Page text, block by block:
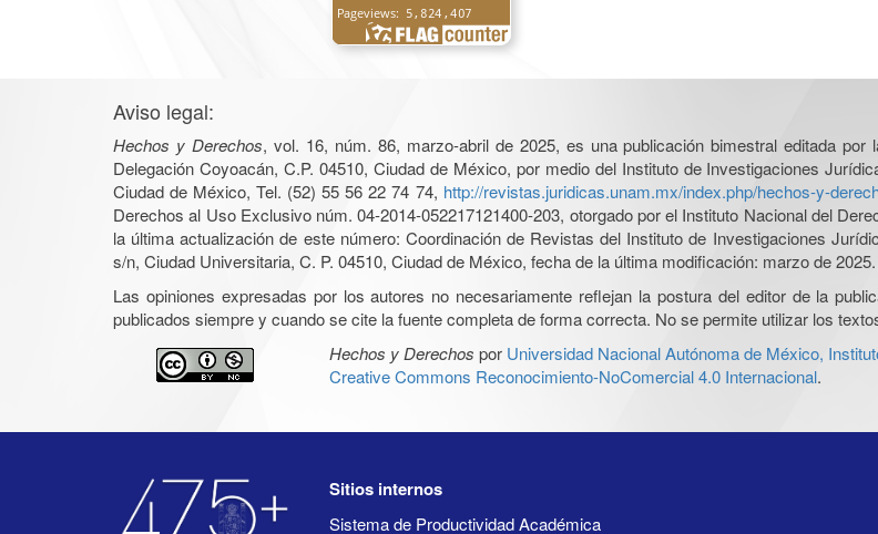
Aviso legal:
Hechos y Derechos, vol. 16, núm. 86, marzo-abril de 2025, es una publicación bimestral editada
Delegación Coyoacán, C.P. 04510, Ciudad de México, por medio del Instituto de Investigaciones
Ciudad de México, Tel. (52) 55 56 22 74 74, http://revistas.juridicas.unam.mx/index.php/hechos-y-
Derechos al Uso Exclusivo núm. 04-2014-052217121400-203, otorgado por el Instituto Nacional del
la última actualización de este número: Coordinación de Revistas del Instituto de Investigaciones
s/n, Ciudad Universitaria, C. P. 04510, Ciudad de México, fecha de la última modificación: marzo de 2025.
Las opiniones expresadas por los autores no necesariamente reflejan la postura del editor de la
publicados siempre y cuando se cite la fuente completa de forma correcta. No se permite utilizar los
Hechos y Derechos por Universidad Nacional Autónoma de México,
Creative Commons Reconocimiento-NoComercial 4.0 Internacional.
Sitios internos
Sistema de Productividad Académica